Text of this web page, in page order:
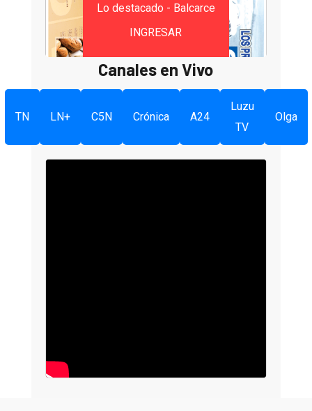
Lo destacado - Balcarce
INGRESAR
Canales en Vivo
TN LN+ C5N Crónica A24
Luzu
TV
Olga